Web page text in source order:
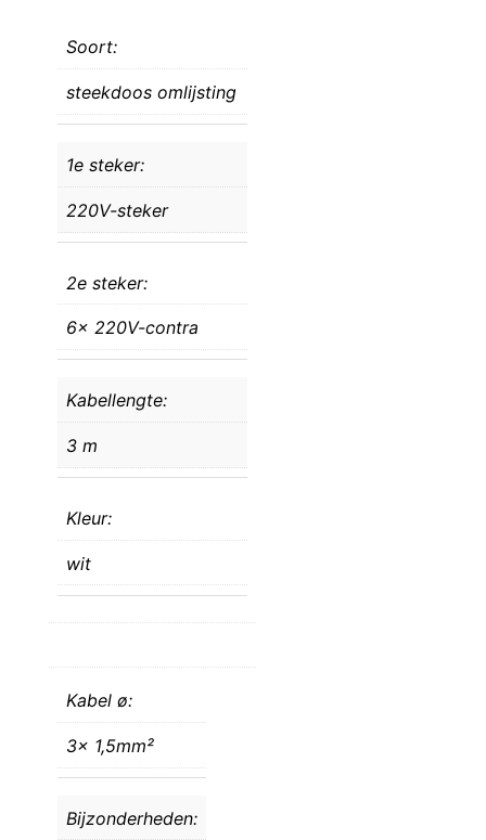
Soort:
steekdoos omlijsting
1e steker:
220V-steker
2e steker:
6x 220V-contra
Kabellengte:
3 m
Kleur:
wit
Kabel ø:
3x 1,5mm²
Bijzonderheden: